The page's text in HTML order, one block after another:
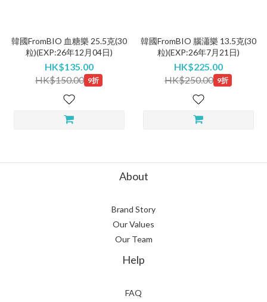
韓國FromBIO 血糖樂 25.5克(30
粒)(EXP:26年12月04日)
HK$135.00
HK$150.00 9折
韓國FromBIO 腦瀟樂 13.5克(30
粒)(EXP:26年7月21日)
HK$225.00
HK$250.00 9折
About
Brand Story
Our Values
Our Team
Help
FAQ